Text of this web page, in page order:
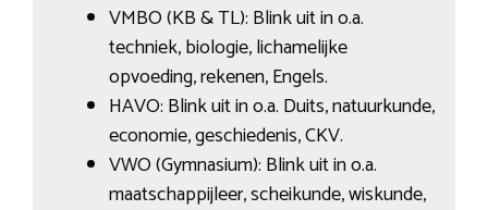
VMBO (KB & TL): Blink uit in o.a.
techniek, biologie, lichamelijke
opvoeding, rekenen, Engels.
HAVO: Blink uit in o.a. Duits, natuurkunde,
economie, geschiedenis, CKV.
VWO (Gymnasium): Blink uit in o.a.
maatschappijleer, scheikunde, wiskunde,